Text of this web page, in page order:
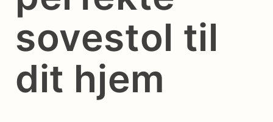
sovestol til
dit hjem